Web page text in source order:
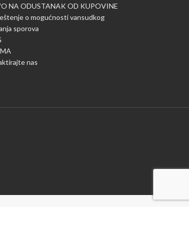
NA ODUSTANAK OD KUPOVINE
o mogućnosti vansudkog
sporova
nas